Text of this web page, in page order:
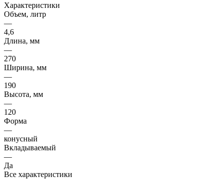
Характеристики
Объем, литр
—
4,6
Длина, мм
—
270
Ширина, мм
—
190
Высота, мм
—
120
Форма
—
конусный
Вкладываемый
—
Да
Все характеристики